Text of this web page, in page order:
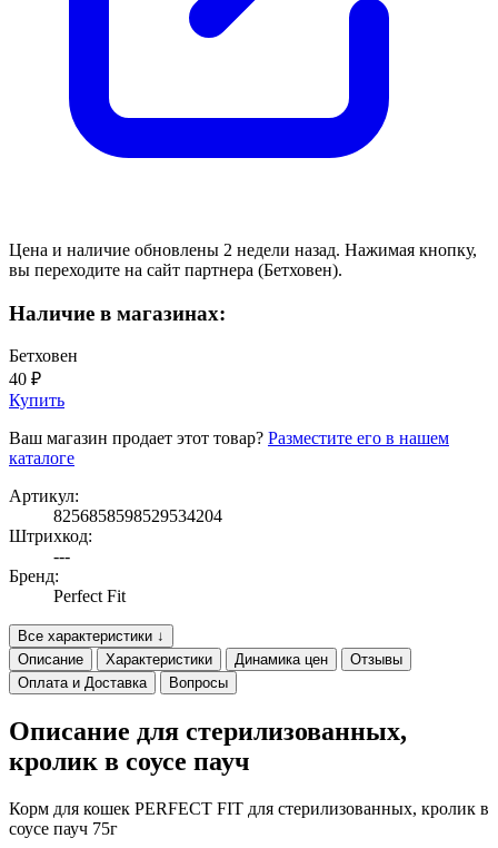
Цена и наличие обновлены 2 недели назад. Нажимая кнопку,
вы переходите на сайт партнера (Бетховен).
Наличие в магазинах:
Бетховен
40 ₽
Купить
Ваш магазин продает этот товар? Разместите его в нашем
каталоге
Артикул:
8256858598529534204
Штрихкод:
---
Бренд:
Perfect Fit
Все характеристики ↓
Описание
Характеристики Динамика цен
Отзывы
Оплата и Доставка
Вопросы
Описание для стерилизованных,
кролик в соусе пауч
Корм для кошек PERFECT FIT для стерилизованных, кролик в
соусе пауч 75г